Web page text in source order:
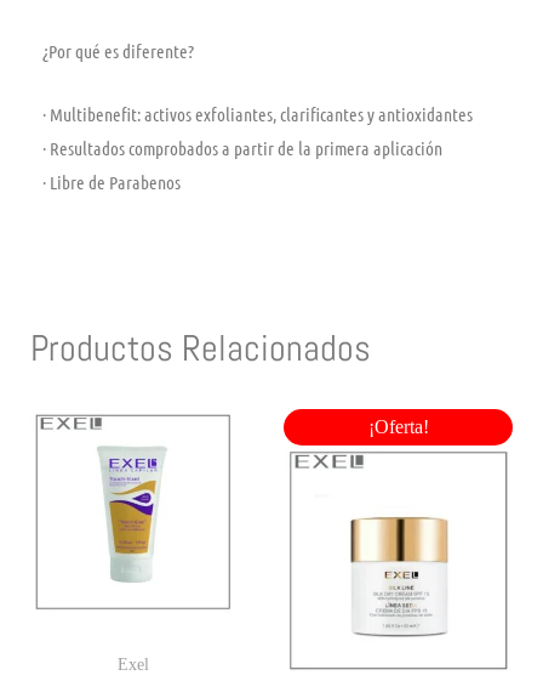
¿Por qué es diferente?
· Multibenefit: activos exfoliantes, clarificantes y antioxidantes
· Resultados comprobados a partir de la primera aplicación
· Libre de Parabenos
Productos Relacionados
Exel
¡Oferta!